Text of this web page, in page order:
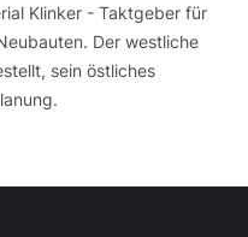
Klinker - Taktgeber für
Der westliche
sein östliches